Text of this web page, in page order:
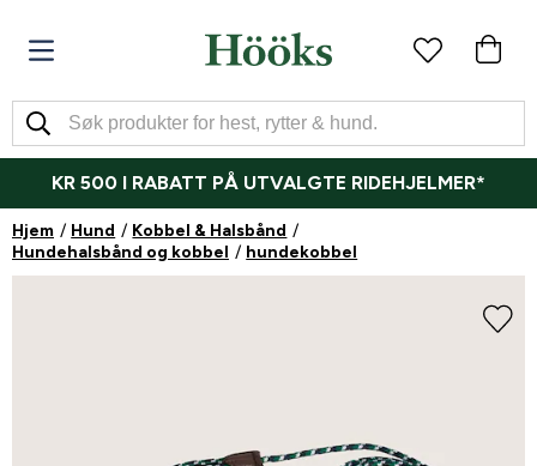
KR 500 I RABATT PÅ UTVALGTE RIDEHJELMER*
Hjem Hund
Kobbel & Halsbånd
Hundehalsbånd og kobbel
hundekobbel